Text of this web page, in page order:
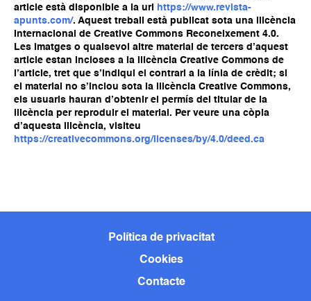
article està disponible a la url
https://www.revista-
apunts.com/. Aquest treball està publicat sota una llicència
Internacional de Creative Commons Reconeixement 4.0.
Les imatges o qualsevol altre material de tercers d’aquest
article estan incloses a la llicència Creative Commons de
l’article, tret que s’indiqui el contrari a la línia de crèdit; si
el material no s’inclou sota la llicència Creative Commons,
els usuaris hauran d’obtenir el permís del titular de la
llicència per reproduir el material. Per veure una còpia
d’aquesta llicència, visiteu
https://creativecommons.org/licenses/by/4.0/deed.ca
Política de privacitat
Cookies
Contacte